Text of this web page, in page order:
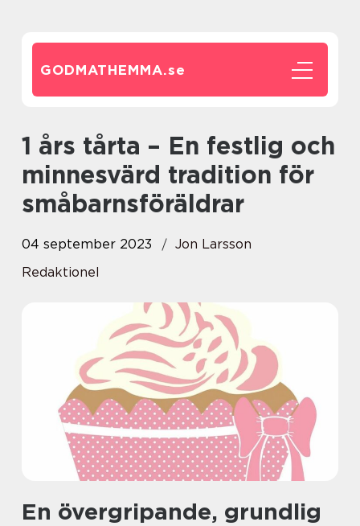
GODMATHEMMA.se
1 års tårta – En festlig och
minnesvärd tradition för
småbarnsföräldrar
04 september 2023
Jon Larsson
Redaktionel
En övergripande, grundlig